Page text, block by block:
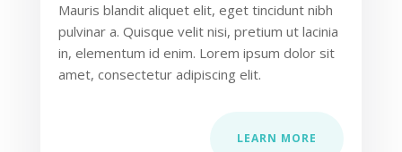
Mauris blandit aliquet elit, eget tincidunt nibh
pulvinar a. Quisque velit nisi, pretium ut lacinia
in, elementum id enim. Lorem ipsum dolor sit
amet, consectetur adipiscing elit.
LEARN MORE